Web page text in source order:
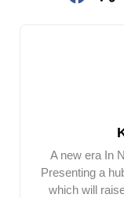
A new era In
Presenting a
which will